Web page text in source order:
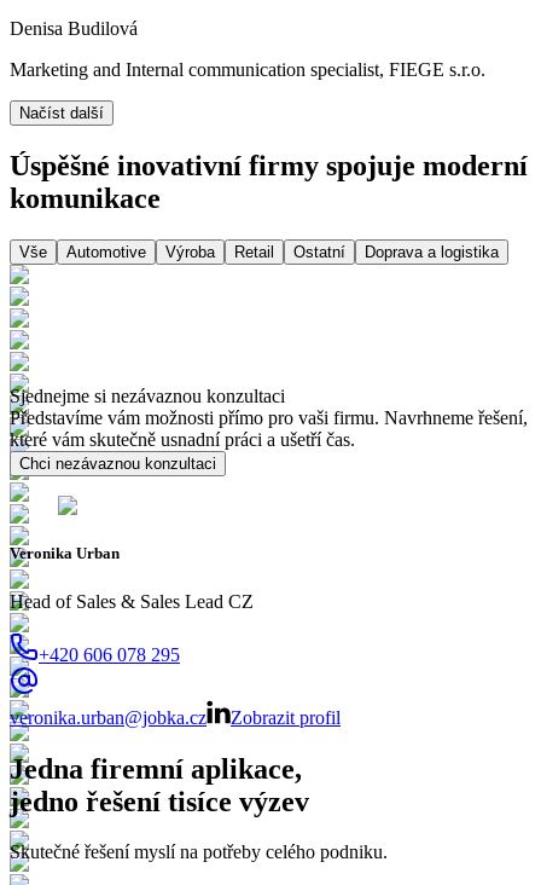
Denisa Budilová
Marketing and Internal communication specialist, FIEGE s.r.o.
Načíst další
Úspěšné inovativní firmy spojuje moderní
komunikace
Vše Automotive Výroba Retail Ostatní Doprava a logistika
Sjednejme si nezávaznou konzultaci
Představíme vám možnosti přímo pro vaši firmu. Navrhneme řešení,
které vám skutečně usnadní práci a ušetří čas.
Chci nezávaznou konzultaci
Veronika Urban
Head of Sales & Sales Lead CZ
+420 606 078 295
veronika.urban@jobka.cz Zobrazit profil
Jedna firemní aplikace,
jedno řešení tisíce výzev
Skutečné řešení myslí na potřeby celého podniku.